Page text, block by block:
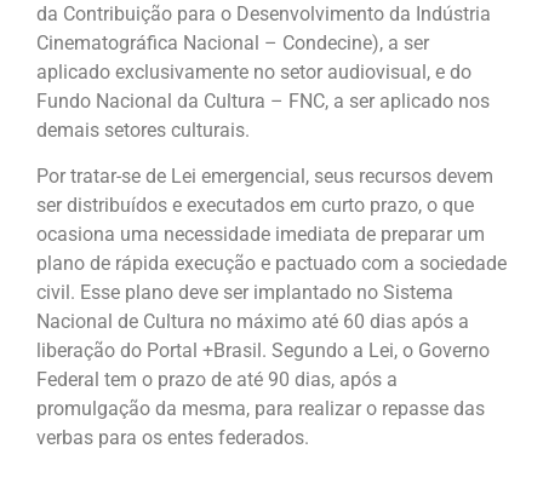
da Contribuição para o Desenvolvimento da Indústria
Cinematográfica Nacional – Condecine), a ser
aplicado exclusivamente no setor audiovisual, e do
Fundo Nacional da Cultura – FNC, a ser aplicado nos
demais setores culturais.
Por tratar-se de Lei emergencial, seus recursos devem
ser distribuídos e executados em curto prazo, o que
ocasiona uma necessidade imediata de preparar um
plano de rápida execução e pactuado com a sociedade
civil. Esse plano deve ser implantado no Sistema
Nacional de Cultura no máximo até 60 dias após a
liberação do Portal +Brasil. Segundo a Lei, o Governo
Federal tem o prazo de até 90 dias, após a
promulgação da mesma, para realizar o repasse das
verbas para os entes federados.